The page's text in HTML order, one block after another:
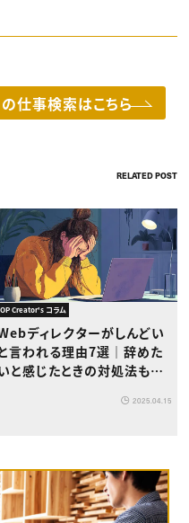
の仕事検索はこちら
RELATED POST
Creator's コラム
ディレクターがしんどい
言われる理由7選｜辞めた
と感じたときの対処法も解
2025.04.15